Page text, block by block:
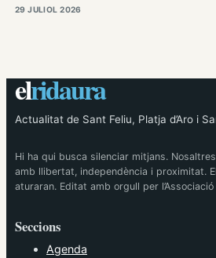
29 JULIOL 2026
elridaura
Actualitat de Sant Feliu, Platja d’Aro i
Hi ha qui busca silenciar mitjans.
amb llibertat, independència i proximitat.
aturaran. Editat amb orgull per
Seccions
Agenda